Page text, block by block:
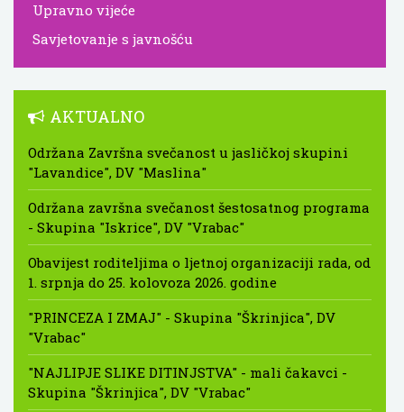
Upravno vijeće
Savjetovanje s javnošću
AKTUALNO
Održana Završna svečanost u jasličkoj skupini
"Lavandice", DV "Maslina"
Održana završna svečanost šestosatnog programa
- Skupina "Iskrice", DV "Vrabac"
Obavijest roditeljima o ljetnoj organizaciji rada, od
1. srpnja do 25. kolovoza 2026. godine
"PRINCEZA I ZMAJ" - Skupina "Škrinjica", DV
"Vrabac"
"NAJLIPJE SLIKE DITINJSTVA" - mali čakavci -
Skupina "Škrinjica", DV "Vrabac"